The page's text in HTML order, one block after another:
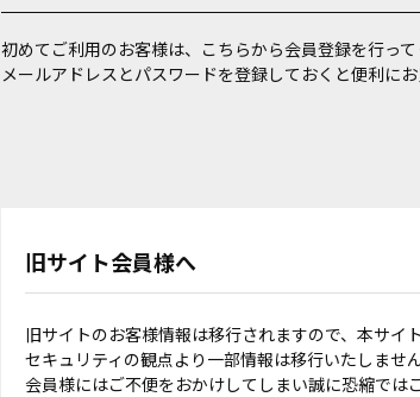
初めてご利用のお客様は、こちらから会員登録を行って
メールアドレスとパスワードを登録しておくと便利に
旧サイト会員様へ
旧サイトのお客様情報は移行されますので、本サイ
セキュリティの観点より一部情報は移行いたしません
会員様にはご不便をおかけしてしまい誠に恐縮で